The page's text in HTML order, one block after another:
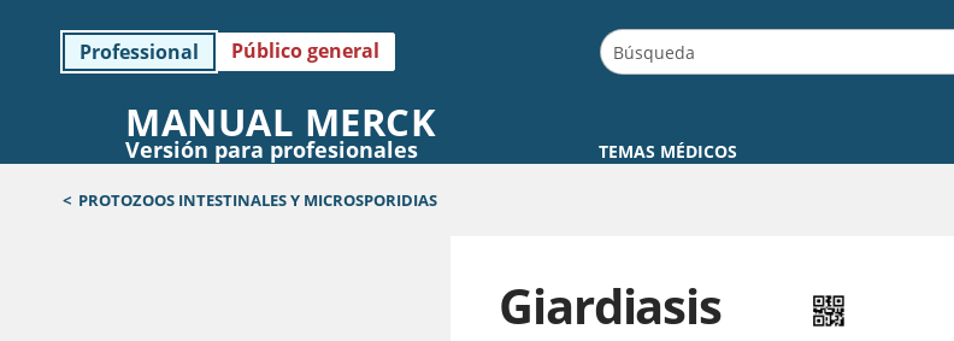
Professional Público general
MANUAL MERCK
Versión para profesionales TEMAS MÉDICOS
< PROTOZOOS INTESTINALES Y MICROSPORIDIAS
Giardiasis